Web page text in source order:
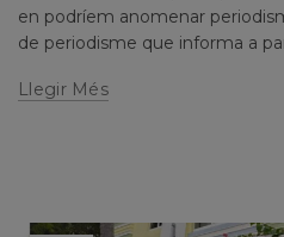
en podríem anomenar
de periodisme que informa a
Llegir Més